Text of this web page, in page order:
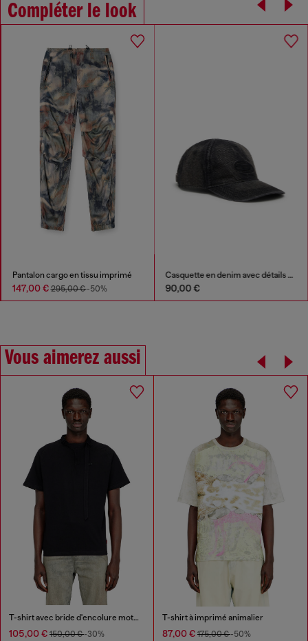
Compléter le look
Pantalon cargo en tissu imprimé
147,00 €295,00 €-50%
Casquette en denim avec détails effilochés et logo brodé
90,00 €
Vous aimerez aussi
T-shirt avec bride d'encolure motard
105,00 € 150,00 €-30%
T-shirt à imprimé animalier
87,00 € 175,00 €-50%